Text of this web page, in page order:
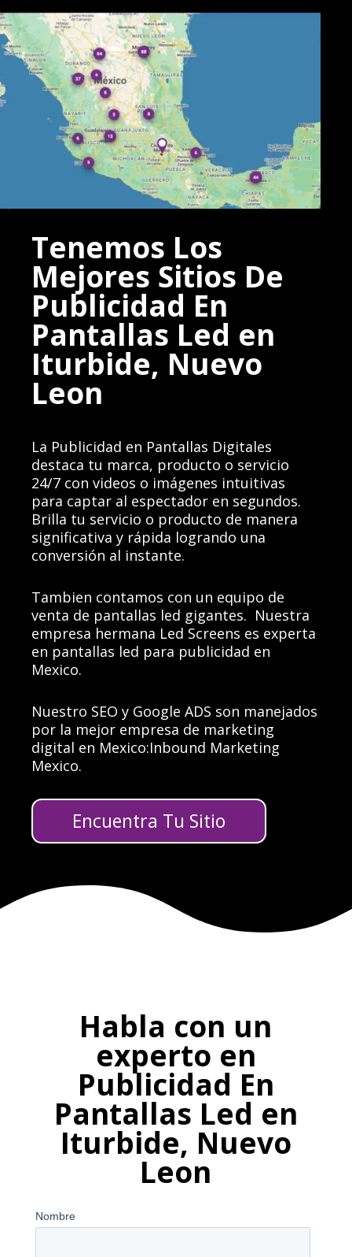
Tenemos Los
Mejores Sitios De
Publicidad En
Pantallas Led en
Iturbide, Nuevo
Leon
La Publicidad en Pantallas Digitales
destaca tu marca, producto o servicio
24/7 con videos o imágenes intuitivas
para captar al espectador en segundos.
Brilla tu servicio o producto de manera
significativa y rápida logrando una
conversión al instante.
Tambien contamos con un equipo de
venta de pantallas led gigantes. Nuestra
empresa hermana Led Screens es experta
en pantallas led para publicidad en
Mexico.
Nuestro SEO y Google ADS son manejados
por la mejor empresa de marketing
digital en Mexico:Inbound Marketing
Mexico.
Encuentra Tu Sitio
Habla con un
experto en
Publicidad En
Pantallas Led en
Iturbide, Nuevo
Leon